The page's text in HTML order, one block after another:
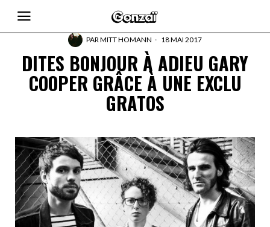
PARMITT HOMANN 18 MAI 2017
DITES BONJOUR À ADIEU GARY
COOPER GRÂCE À UNE EXCLU
GRATOS